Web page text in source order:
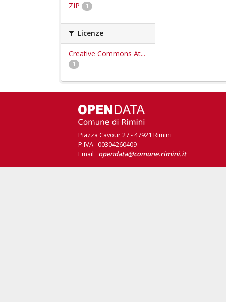
ZIP 1
Licenze
Creative Commons At...
1
Piazza Cavour 27 - 47921 Rimini
P.IVA 00304260409
Email opendata@comune.rimini.it